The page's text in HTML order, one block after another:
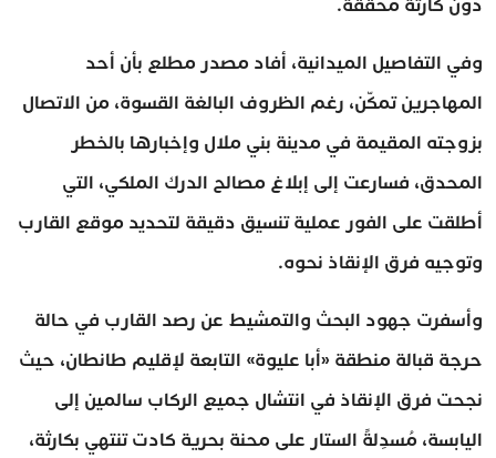
وفي التفاصيل الميدانية، أفاد مصدر مطلع بأن أحد
المهاجرين تمكّن، رغم الظروف البالغة القسوة، من الاتصال
بزوجته المقيمة في مدينة بني ملال وإخبارها بالخطر
المحدق، فسارعت إلى إبلاغ مصالح الدرك الملكي، التي
أطلقت على الفور عملية تنسيق دقيقة لتحديد موقع القارب
وتوجيه فرق الإنقاذ نحوه.
وأسفرت جهود البحث والتمشيط عن رصد القارب في حالة
حرجة قبالة منطقة «أبا عليوة» التابعة لإقليم طانطان، حيث
نجحت فرق الإنقاذ في انتشال جميع الركاب سالمين إلى
اليابسة، مُسدِلةً الستار على محنة بحرية كادت تنتهي بكارثة،